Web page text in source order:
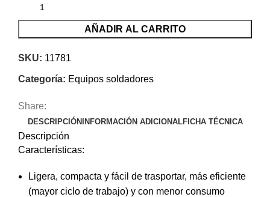
AÑADIR AL CARRITO
SKU: 11781
Categoría: Equipos soldadores
Share:
DESCRIPCIÓN INFORMACIÓN ADICIONALFICHA TÉCNICA
Descripción
Características:
Ligera, compacta y fácil de trasportar, más eficiente
(mayor ciclo de trabajo) y con menor consumo